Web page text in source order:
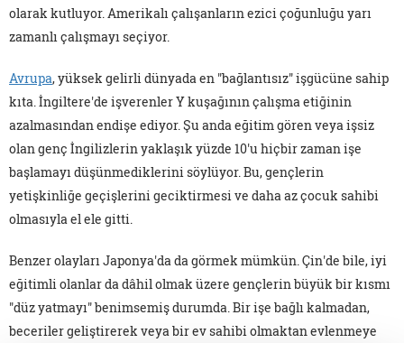
olarak kutluyor. Amerikalı çalışanların ezici çoğunluğu yarı
zamanlı çalışmayı seçiyor.
Avrupa, yüksek gelirli dünyada en "bağlantısız" işgücüne sahip
kıta. İngiltere'de işverenler Y kuşağının çalışma etiğinin
azalmasından endişe ediyor. Şu anda eğitim gören veya işsiz
olan genç İngilizlerin yaklaşık yüzde 10'u hiçbir zaman işe
başlamayı düşünmediklerini söylüyor. Bu, gençlerin
yetişkinliğe geçişlerini geciktirmesi ve daha az çocuk sahibi
olmasıyla el ele gitti.
Benzer olayları Japonya'da da görmek mümkün. Çin'de bile, iyi
eğitimli olanlar da dâhil olmak üzere gençlerin büyük bir kısmı
"düz yatmayı" benimsemiş durumda. Bir işe bağlı kalmadan,
beceriler geliştirerek veya bir ev sahibi olmaktan evlenmeye